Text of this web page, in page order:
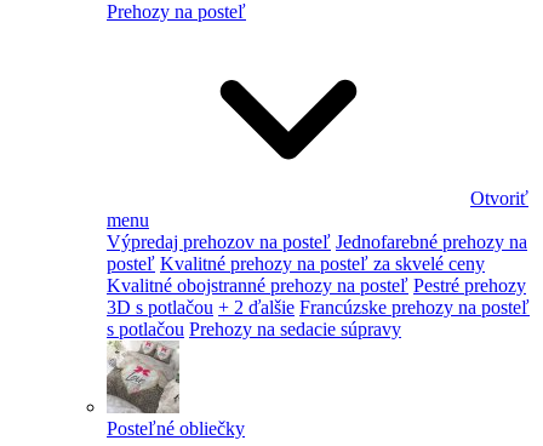
Prehozy na posteľ
Otvoriť
menu
Výpredaj prehozov na posteľ Jednofarebné prehozy na
posteľ Kvalitné prehozy na posteľ za skvelé ceny
Kvalitné obojstranné prehozy na posteľ Pestré prehozy
3D s potlačou + 2 ďalšie Francúzske prehozy na posteľ
s potlačou Prehozy na sedacie súpravy
Posteľné obliečky